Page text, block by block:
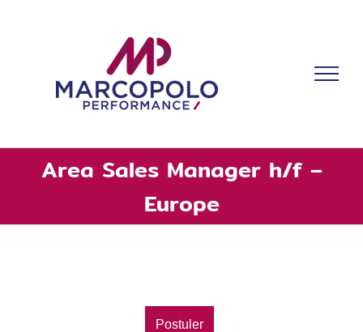
Area Sales Manager h/f –
Europe
Postuler